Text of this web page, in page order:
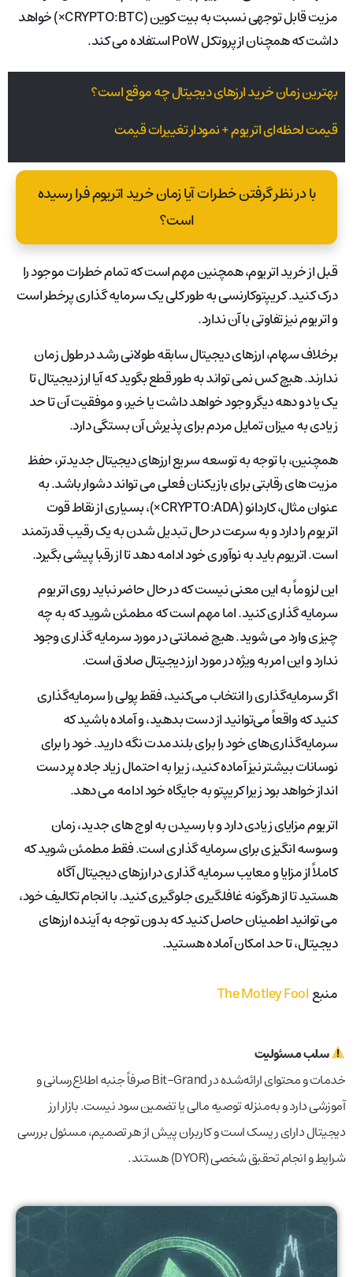
مزیت قابل توجهی نسبت به بیت کوین (CRYPTO:BTC×​) خواهد
داشت که همچنان از پروتکل PoW استفاده می کند.
بهترین زمان خرید ارزهای دیجیتال چه موقع است؟
قیمت لحظه‌ای اتریوم + نمودار تغییرات قیمت
با در نظر گرفتن خطرات آیا زمان خرید اتریوم فرا رسیده
است؟
قبل از خرید اتریوم، همچنین مهم است که تمام خطرات موجود را
درک کنید. کریپتوکارنسی به طور کلی یک سرمایه گذاری پرخطر است
و اتریوم نیز تفاوتی با آن ندارد.
برخلاف سهام، ارزهای دیجیتال سابقه طولانی رشد در طول زمان
ندارند. هیچ کس نمی تواند به طور قطع بگوید که آیا ارز دیجیتال تا
یک یا دو دهه دیگر وجود خواهد داشت یا خیر، و موفقیت آن تا حد
زیادی به میزان تمایل مردم برای پذیرش آن بستگی دارد.
همچنین، با توجه به توسعه سریع ارزهای دیجیتال جدیدتر، حفظ
مزیت های رقابتی برای بازیکنان فعلی می تواند دشوار باشد. به
عنوان مثال، کاردانو (CRYPTO:ADA×​)، بسیاری از نقاط قوت
اتریوم را دارد و به سرعت در حال تبدیل شدن به یک رقیب قدرتمند
است. اتریوم باید به نوآوری خود ادامه دهد تا از رقبا پیشی بگیرد.
این لزوماً به این معنی نیست که در حال حاضر نباید روی اتریوم
سرمایه گذاری کنید. اما مهم است که مطمئن شوید که به چه
چیزی وارد می شوید. هیچ ضمانتی در مورد سرمایه گذاری وجود
ندارد و این امر به ویژه در مورد ارز دیجیتال صادق است.
اگر سرمایه‌گذاری را انتخاب می‌کنید، فقط پولی را سرمایه‌گذاری
کنید که واقعاً می‌توانید از دست بدهید، و آماده باشید که
سرمایه‌گذاری‌های خود را برای بلندمدت نگه دارید. خود را برای
نوسانات بیشتر نیز آماده کنید، زیرا به احتمال زیاد جاده پر دست
انداز خواهد بود زیرا کریپتو به جایگاه خود ادامه می دهد.
اتریوم مزایای زیادی دارد و با رسیدن به اوج های جدید، زمان
وسوسه انگیزی برای سرمایه گذاری است. فقط مطمئن شوید که
کاملاً از مزایا و معایب سرمایه گذاری در ارزهای دیجیتال آگاه
هستید تا از هرگونه غافلگیری جلوگیری کنید. با انجام تکالیف خود،
می توانید اطمینان حاصل کنید که بدون توجه به آینده ارزهای
دیجیتال، تا حد امکان آماده هستید.
منبع
سلب مسئولیت
خدمات و محتوای ارائه‌شده در Bit-Grand صرفاً جنبه اطلاع‌رسانی و
آموزشی دارد و به‌منزله توصیه مالی یا تضمین سود نیست. بازار ارز
دیجیتال دارای ریسک است و کاربران پیش از هر تصمیم، مسئول بررسی
شرایط و انجام تحقیق شخصی (DYOR) هستند.